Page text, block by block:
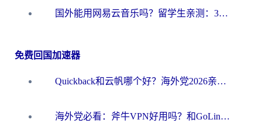
国外能用网易云音乐吗？留学生亲测：3步解决海外听歌难题
免费回国加速器
Quickback和云帆哪个好？海外党2026亲测指南：选对加速器大陆工具，无缝刷国内剧玩国服
海外党必看：斧牛VPN好用吗？和GoLinkVPN对比哪个回国效果更好？